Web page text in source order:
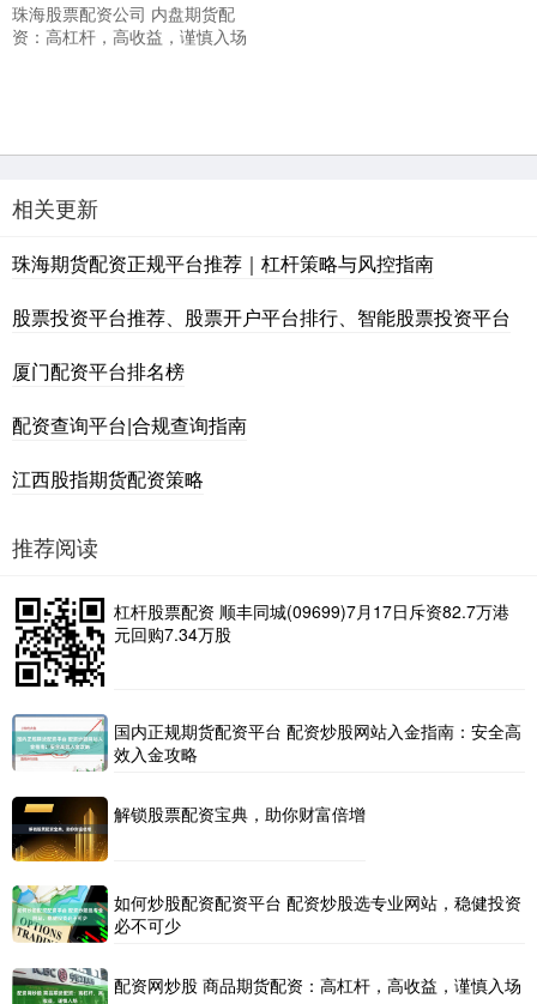
珠海股票配资公司 内盘期货配
资：高杠杆，高收益，谨慎入场
相关更新
珠海期货配资正规平台推荐｜杠杆策略与风控指南
股票投资平台推荐、股票开户平台排行、智能股票投资平台
厦门配资平台排名榜
配资查询平台|合规查询指南
江西股指期货配资策略
推荐阅读
杠杆股票配资 顺丰同城(09699)7月17日斥资82.7万港
元回购7.34万股
国内正规期货配资平台 配资炒股网站入金指南：安全高
效入金攻略
解锁股票配资宝典，助你财富倍增
如何炒股配资配资平台 配资炒股选专业网站，稳健投资
必不可少
配资网炒股 商品期货配资：高杠杆，高收益，谨慎入场